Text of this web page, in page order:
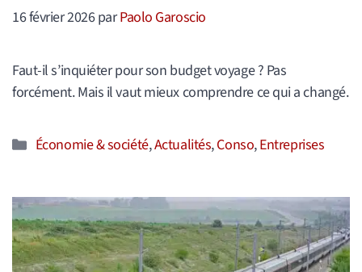
16 février 2026parPaolo Garoscio
Faut-il s’inquiéter pour son budget voyage ? Pas
forcément. Mais il vaut mieux comprendre ce qui a changé.
Catégories
Économie & société,Actualités,Conso,Entreprises